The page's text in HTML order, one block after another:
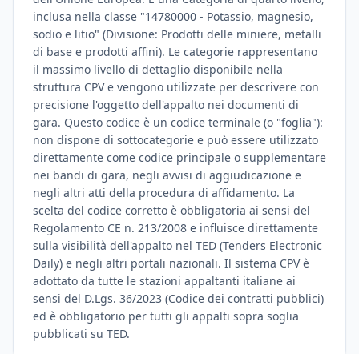
inclusa nella classe "14780000 - Potassio, magnesio,
sodio e litio" (Divisione: Prodotti delle miniere, metalli
di base e prodotti affini). Le categorie rappresentano
il massimo livello di dettaglio disponibile nella
struttura CPV e vengono utilizzate per descrivere con
precisione l'oggetto dell'appalto nei documenti di
gara. Questo codice è un codice terminale (o "foglia"):
non dispone di sottocategorie e può essere utilizzato
direttamente come codice principale o supplementare
nei bandi di gara, negli avvisi di aggiudicazione e
negli altri atti della procedura di affidamento. La
scelta del codice corretto è obbligatoria ai sensi del
Regolamento CE n. 213/2008 e influisce direttamente
sulla visibilità dell'appalto nel TED (Tenders Electronic
Daily) e negli altri portali nazionali. Il sistema CPV è
adottato da tutte le stazioni appaltanti italiane ai
sensi del D.Lgs. 36/2023 (Codice dei contratti pubblici)
ed è obbligatorio per tutti gli appalti sopra soglia
pubblicati su TED.